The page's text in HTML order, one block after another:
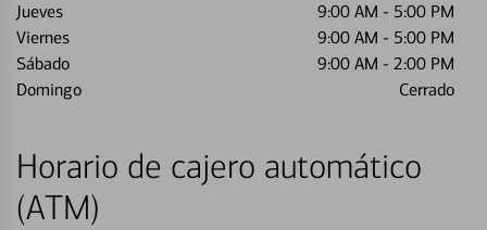
Jueves
9:00 AM - 5:00 PM
Viernes
9:00 AM - 5:00 PM
Sábado
9:00 AM - 2:00 PM
Domingo
Cerrado
Horario de cajero automático
(ATM)